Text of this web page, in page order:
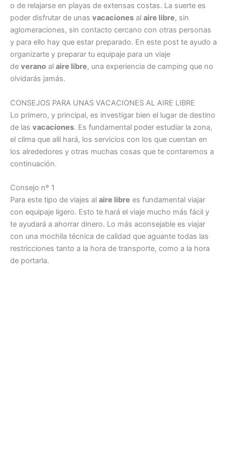
o de relajarse en playas de extensas costas. La suerte es
poder disfrutar de unas vacaciones al aire libre, sin
aglomeraciones, sin contacto cercano con otras personas
y para ello hay que estar preparado. En este post te ayudo a
organizarte y preparar tu equipaje para un viaje
de verano al aire libre, una experiencia de camping que no
olvidarás jamás.
CONSEJOS PARA UNAS VACACIONES AL AIRE LIBRE
Lo primero, y principal, es investigar bien el lugar de destino
de las vacaciones. Es fundamental poder estudiar la zona,
el clima que allí hará, los servicios con los que cuentan en
los alrededores y otras muchas cosas que te contaremos a
continuación.
Consejo nº 1
Para este tipo de viajes al aire libre es fundamental viajar
con equipaje ligero. Esto te hará el viaje mucho más fácil y
te ayudará a ahorrar dinero. Lo más aconsejable es viajar
con una mochila técnica de calidad que aguante todas las
restricciones tanto a la hora de transporte, como a la hora
de portarla.